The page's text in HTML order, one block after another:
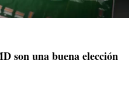
son una buena elección